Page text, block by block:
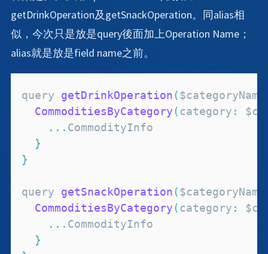
getDrinkOperation及getSnackOperation。同alias相
似，今次只是放是query後面加上Operation Name；
alias就是放是field name之前。
query getDrinkOperation(
CommoditiesByCategory(category :
... CommodityInfo
}
}
query getSnackOperation(
CommoditiesByCategory(category :
... CommodityInfo
}